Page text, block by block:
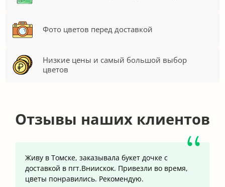
Фото цветов перед доставкой
Низкие цены и самый большой выбор
цветов
Отзывы наших клиентов
Живу в Томске, заказывала букет дочке с
доставкой в пгт.Вниискок. Привезли во время,
цветы понравились. Рекомендую.